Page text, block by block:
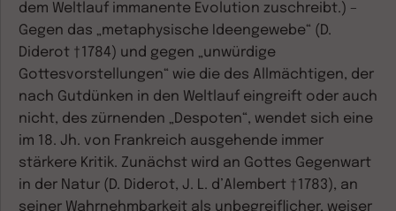
dem Weltlauf immanente Evolution zuschreibt.) –
Gegen das „metaphysische Ideengewebe“ (D.
Diderot †1784) und gegen „unwürdige
Gottesvorstellungen“ wie die des Allmächtigen, der
nach Gutdünken in den Weltlauf eingreift oder auch
nicht, des zürnenden „Despoten“, wendet sich eine
im 18. Jh. von Frankreich ausgehende immer
stärkere Kritik. Zunächst wird an Gottes Gegenwart
in der Natur (D. Diderot, J. L. d’Alembert †1783), an
seiner Wahrnehmbarkeit als unbegreiflicher, weiser